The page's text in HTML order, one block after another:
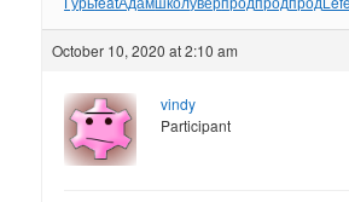
October 10, 2020 at 2:10 am
vindy
Participant